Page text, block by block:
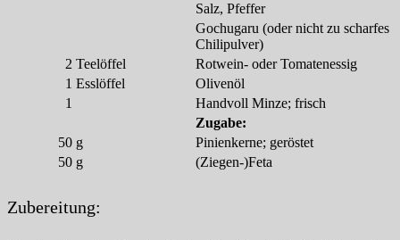
Salz, Pfeffer
Gochugaru (oder nicht zu scharfes
Chilipulver)
2 Teelöffel
Rotwein- oder Tomatenessig
1 Esslöffel
Olivenöl
1
Handvoll Minze; frisch
Zugabe:
50 g
Pinienkerne; geröstet
50 g (Ziegen-)Feta
Zubereitung: